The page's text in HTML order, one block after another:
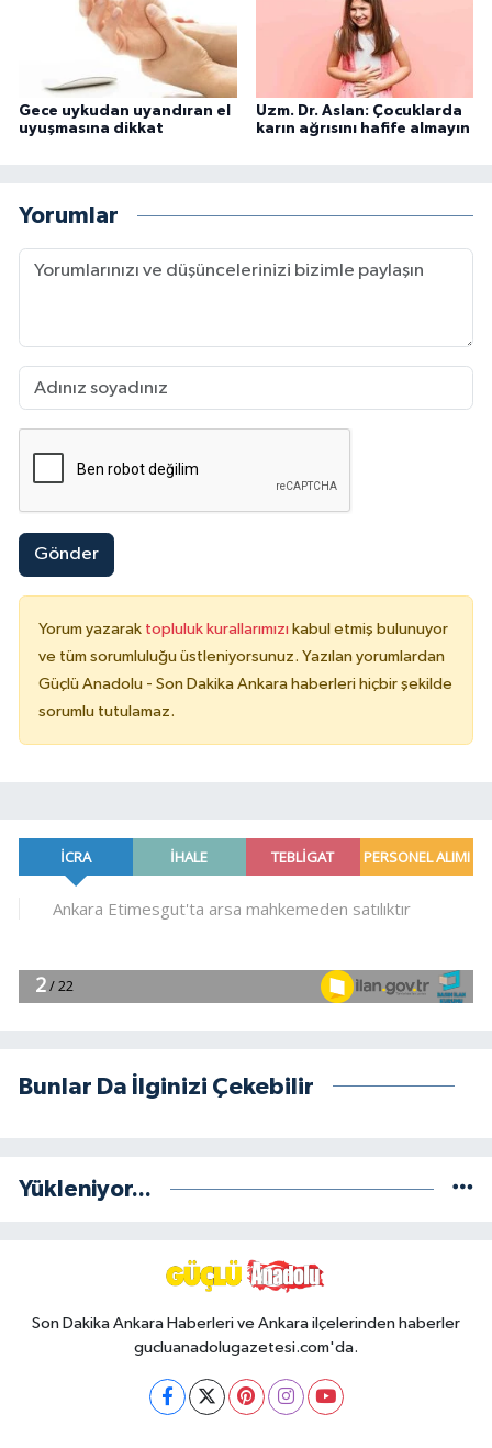
Gece uykudan uyandıran el
uyuşmasına dikkat
Uzm. Dr. Aslan: Çocuklarda
karın ağrısını hafife almayın
Yorumlar
Gönder
Yorum yazarak topluluk kurallarımızı kabul etmiş bulunuyor
ve tüm sorumluluğu üstleniyorsunuz. Yazılan yorumlardan
Güçlü Anadolu - Son Dakika Ankara haberleri hiçbir şekilde
sorumlu tutulamaz.
Bunlar Da İlginizi Çekebilir
Yükleniyor...
Son Dakika Ankara Haberleri ve Ankara ilçelerinden haberler
gucluanadolugazetesi.com'da.